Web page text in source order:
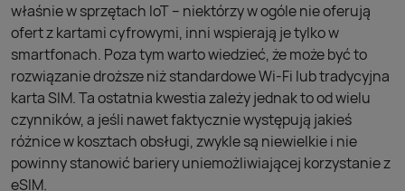
właśnie w sprzętach IoT – niektórzy w ogóle nie oferują
ofert z kartami cyfrowymi, inni wspierają je tylko w
smartfonach. Poza tym warto wiedzieć, że może być to
rozwiązanie droższe niż standardowe Wi-Fi lub tradycyjna
karta SIM. Ta ostatnia kwestia zależy jednak to od wielu
czynników, a jeśli nawet faktycznie występują jakieś
różnice w kosztach obsługi, zwykle są niewielkie i nie
powinny stanowić bariery uniemożliwiającej korzystanie z
eSIM.